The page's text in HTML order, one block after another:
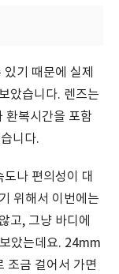
기 때문에 실제
았습니다. 렌즈는
환복시간을 포함
니다.
나 편의성이 대
위해서 이번에는
고, 그냥 바디에
았는데요. 24mm
조금 걸어서 가면